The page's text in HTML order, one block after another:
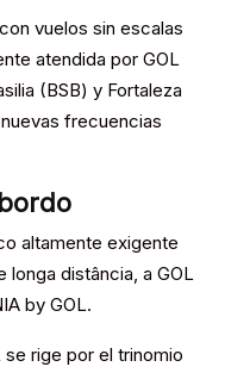
vuelos sin escalas
atendida por GOL
(BSB) y Fortaleza
frecuencias
altamente exigente
distância, a GOL
by GOL.
se rige por el trinomio